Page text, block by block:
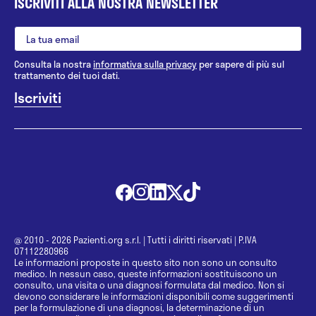
Possiamo ritrovare inoltre il nome del dott.
Francesco Garritano come direttore del settore
nutrizionale del giornale “Il Centro Tirreno”, come
speaker radiofonico e come partecipante a diversi
“Libero 90” nel programma “Cibo e Nutrizione” e
suo prossimo obiettivo, per un impegno sempre
Consulta la nostrainformativa sulla privacy per sapere di più sul
trattamento dei tuoi dati.
@ 2010 - 2026 Pazienti.org s.r.l. | Tutti i diritti riservati | P.IVA
07112280966
Le informazioni proposte in questo sito non sono un consulto
medico. In nessun caso, queste informazioni sostituiscono un
consulto, una visita o una diagnosi formulata dal medico. Non si
devono considerare le informazioni disponibili come suggerimenti
per la formulazione di una diagnosi, la determinazione di un